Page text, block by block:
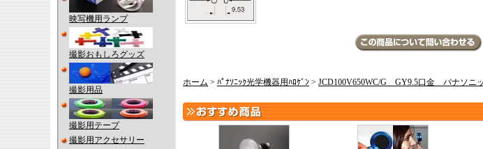
映写機用ランプ
撮影おもしろグッズ
撮影用品
撮影用テープ
撮影用アクセサリー
ホーム > ﾊﾟﾅｿﾆｯｸ光学機器用ﾊﾛｹﾞﾝ > JCD100V650WC/G GY9.5口金 パナソ